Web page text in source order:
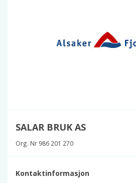
SALAR BRUK AS
Org. Nr 986 201 270
Kontaktinformasjon